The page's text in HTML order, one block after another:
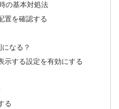
の基本対処法
置を確認する
なる？
示する設定を有効にする
る